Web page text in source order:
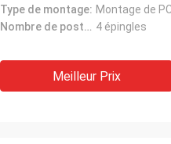
Type de montage: Montage de
Nombre de postes: 4 épingles
Meilleur Prix